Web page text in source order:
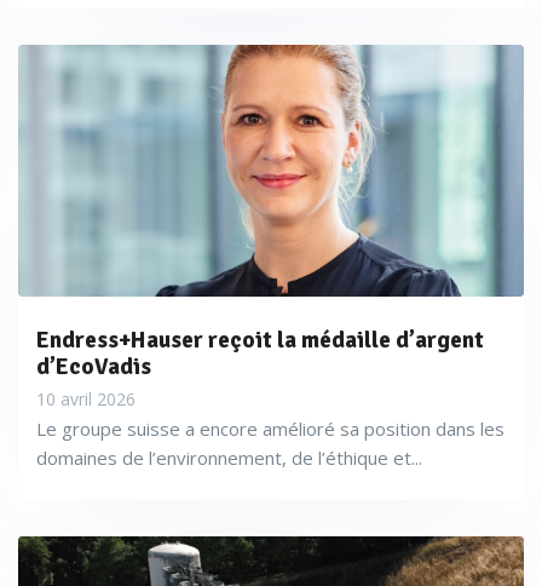
Endress+Hauser reçoit la médaille d’argent
d’EcoVadis
10 avril 2026
Le groupe suisse a encore amélioré sa position dans les
domaines de l’environnement, de l’éthique et...